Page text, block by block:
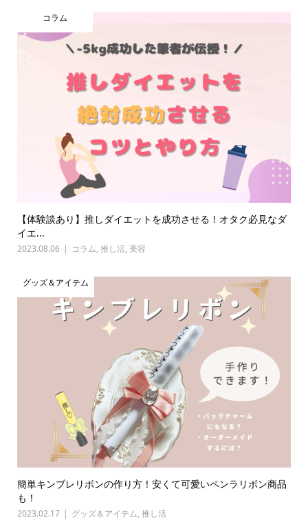
コラム
【体験談あり】推しダイエットを成功させる！オタク必見なダ
イエ...
2023.08.06 コラム, 推し活, 美容
グッズ＆アイテム
簡単キンブレリボンの作り方！安くて可愛いペンラリボン商品
も！
2023.02.17 グッズ＆アイテム, 推し活